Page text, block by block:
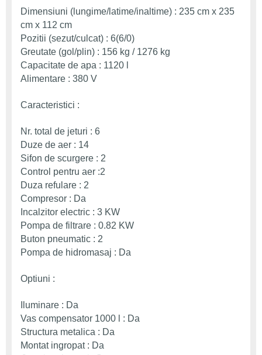
Dimensiuni (lungime/latime/inaltime) : 235 cm x 235
cm x 112 cm
Pozitii (sezut/culcat) : 6(6/0)
Greutate (gol/plin) : 156 kg / 1276 kg
Capacitate de apa : 1120 l
Alimentare : 380 V
Caracteristici :
Nr. total de jeturi : 6
Duze de aer : 14
Sifon de scurgere : 2
Control pentru aer :2
Duza refulare : 2
Compresor : Da
Incalzitor electric : 3 KW
Pompa de filtrare : 0.82 KW
Buton pneumatic : 2
Pompa de hidromasaj : Da
Optiuni :
Iluminare : Da
Vas compensator 1000 l : Da
Structura metalica : Da
Montat ingropat : Da